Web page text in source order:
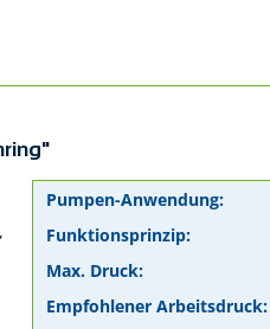
Pumpen-Anwendung:
Funktionsprinzip:
Max. Druck:
Empfohlener Arbeitsdruck: